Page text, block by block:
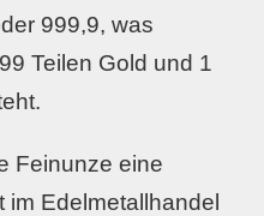
999,9, was
Teilen Gold und 1
Feinunze eine
im Edelmetallhandel